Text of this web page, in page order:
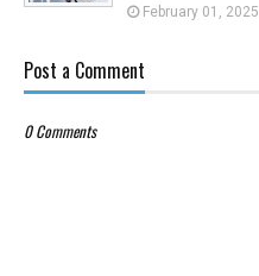
February 01, 2025
Post a Comment
0 Comments